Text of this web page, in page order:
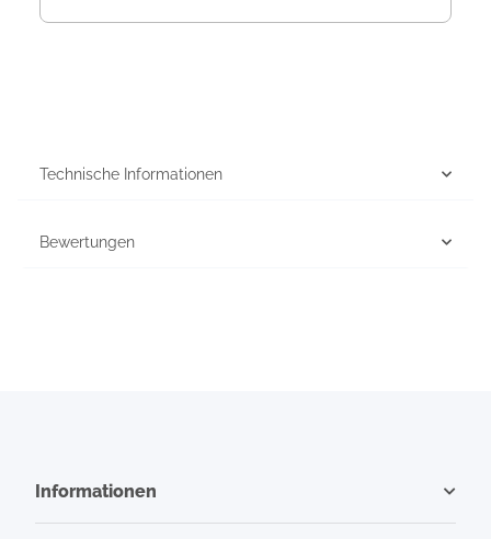
Technische Informationen
Bewertungen
Informationen